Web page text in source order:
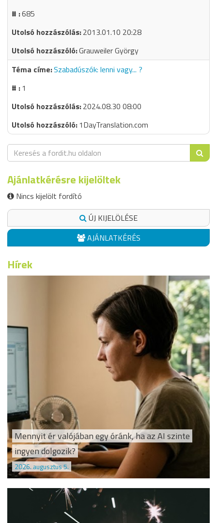
685
2013.01.10 20:28
Grauweiler György
Szabadúszók: lenni vagy... ?
1
2024.08.30 08:00
1DayTranslation.com
Ajánlatkérésre kijelöltek
Nincs kijelölt fordító
ÚJ KIJELÖLÉSE
AJÁNLATKÉRÉS
Hírek
Mennyit ér valójában egy óránk, ha az AI szinte
ingyen dolgozik?
2026. augusztus 5.